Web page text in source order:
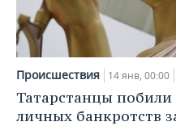
Происшествия 14 янв, 00:00
Татарстанцы
личных банкротств